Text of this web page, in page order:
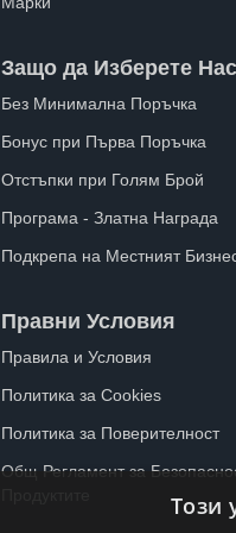
Защо да Изберете
Без Минимална Поръчка
Бонус при Първа Поръчка
Отстъпки при Голям Брой
Програма - Златна Награда
Подкрепа на Местният
Правни Условия
Правила и Условия
Политика за Cookies
Политика за Поверителност
Общ Регламент за
Този